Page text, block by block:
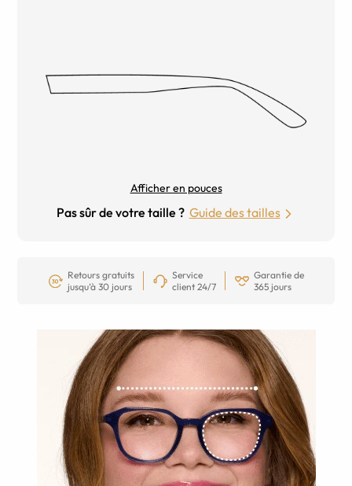
Afficher en pouces
Pas sûr de votre taille ? Guide des tailles
Retours gratuits
jusqu’à 30 jours
Service
client 24/7
Garantie de
365 jours